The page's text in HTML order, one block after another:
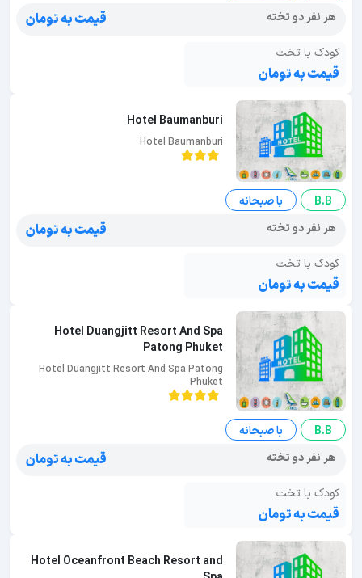
هر نفر دو تخته
قیمت به تومان
کودک با تخت
قیمت به تومان
Hotel Baumanburi
Hotel Baumanburi
B.B
با صبحانه
هر نفر دو تخته
قیمت به تومان
کودک با تخت
قیمت به تومان
Hotel Duangjitt Resort And Spa
Patong Phuket
Hotel Duangjitt Resort And Spa Patong
Phuket
B.B
با صبحانه
هر نفر دو تخته
قیمت به تومان
کودک با تخت
قیمت به تومان
Hotel Oceanfront Beach Resort and